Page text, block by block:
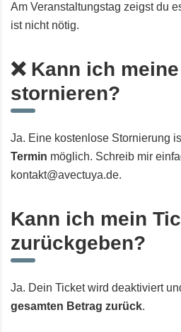
Am Veranstaltungstag zeigst du
ist nicht nötig.
❌ Kann ich
stornieren?
Ja. Eine kostenlose Stornierung
Termin möglich. Schreib mir
kontakt@avectuya.de.
Kann ich mein
zurückgeben?
Ja. Dein Ticket wird deaktiviert
gesamten Betrag zurück.